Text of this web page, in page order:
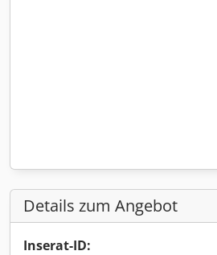
Details zum Angebot
Inserat-ID: